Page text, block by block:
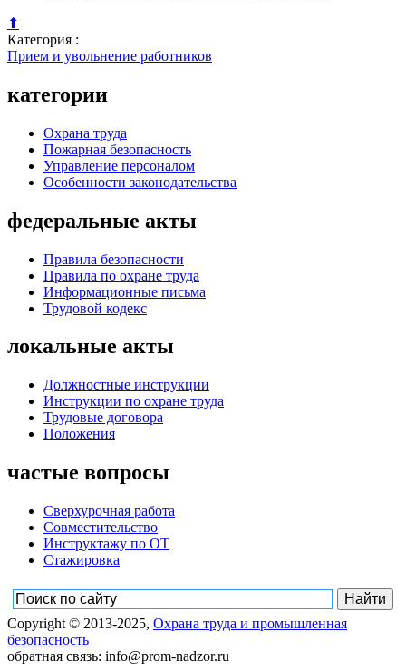
⬆
Категория :
Прием и увольнение работников
категории
Охрана труда
Пожарная безопасность
Управление персоналом
Особенности законодательства
федеральные акты
Правила безопасности
Правила по охране труда
Информационные письма
Трудовой кодекс
локальные акты
Должностные инструкции
Инструкции по охране труда
Трудовые договора
Положения
частые вопросы
Сверхурочная работа
Совместительство
Инструктажу по ОТ
Стажировка
Copyright © 2013-2025, Охрана труда и промышленная
безопасность
обратная связь: info@prom-nadzor.ru